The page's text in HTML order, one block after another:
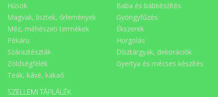
Húsok
Magvak, lisztek, őrlemények
Méz, méhészeti termékek
Pékáru
Száraztészták
Zöldségfélék
Teák, kávé, kakaó
SZELLEMI TÁPLÁLÉK
Baba és bábkészítés
Gyöngyfűzés
Ékszerek
Horgolás
Dísztárgyak, dekorációk
Gyertya és mécses készítés